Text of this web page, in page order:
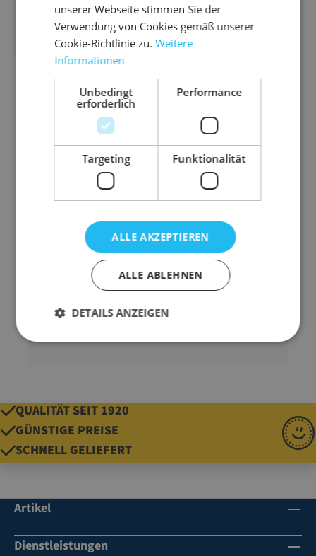
für den knickfreien Versand von Briefen,
Dokumenten, Fotos etc.
mit Papprückwand in 450 g/m² Qualität
Nur solange der Vorrat reicht!
Abmessung
229 mm x 324 mm (B
x L)
Ausführung
mit Fenster
Format
C4
Material
Papier
Qualität
450 g/m²
Gurtmaß
0,78 m
Gewicht
45 g
QUALITÄT SEIT 1920
GÜNSTIGE PREISE
SCHNELL GELIEFERT
Artikel
Dienstleistungen
unserer Webseite stimmen Sie der
Verwendung von Cookies gemäß unserer
Cookie-Richtlinie zu.Weitere
Informationen
Unbedingt
erforderlich
Performance
Targeting Funktionalität
ALLE AKZEPTIEREN
ALLE ABLEHNEN
DETAILS ANZEIGEN